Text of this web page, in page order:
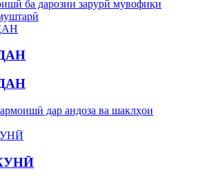
ба дарозии зарурӣ мувофиқи
дар андоза ва шаклҳои